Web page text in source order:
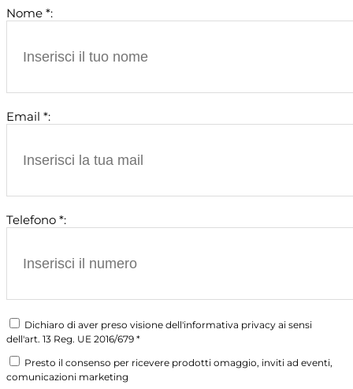
Nome *:
Email *:
Telefono *:
Dichiaro di aver preso visione dell'informativa privacy ai sensi
dell'art. 13 Reg. UE 2016/679 *
Presto il consenso per ricevere prodotti omaggio, inviti ad eventi,
comunicazioni marketing